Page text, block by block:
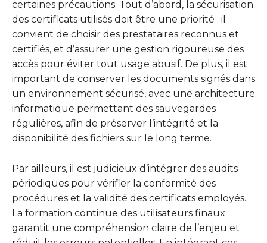
certaines précautions. Tout d’abord, la sécurisation
des certificats utilisés doit être une priorité : il
convient de choisir des prestataires reconnus et
certifiés, et d’assurer une gestion rigoureuse des
accès pour éviter tout usage abusif. De plus, il est
important de conserver les documents signés dans
un environnement sécurisé, avec une architecture
informatique permettant des sauvegardes
régulières, afin de préserver l’intégrité et la
disponibilité des fichiers sur le long terme.
Par ailleurs, il est judicieux d’intégrer des audits
périodiques pour vérifier la conformité des
procédures et la validité des certificats employés.
La formation continue des utilisateurs finaux
garantit une compréhension claire de l’enjeu et